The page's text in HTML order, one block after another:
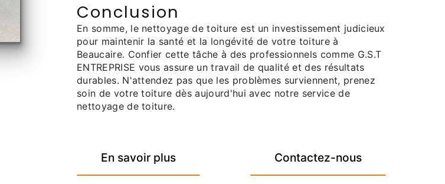
Conclusion
En somme, le nettoyage de toiture est un investissement judicieux
pour maintenir la santé et la longévité de votre toiture à
Beaucaire. Confier cette tâche à des professionnels comme G.S.T
ENTREPRISE vous assure un travail de qualité et des résultats
durables. N'attendez pas que les problèmes surviennent, prenez
soin de votre toiture dès aujourd'hui avec notre service de
nettoyage de toiture.
En savoir plus Contactez-nous